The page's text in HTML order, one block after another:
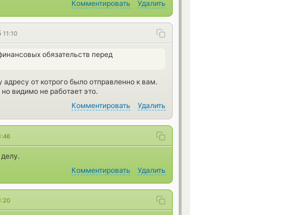
Комментировать
Удалить
11:10
обязательств перед
от котрого было отправленно к вам.
видимо не работает это.
Комментировать Удалить
Комментировать
Удалить